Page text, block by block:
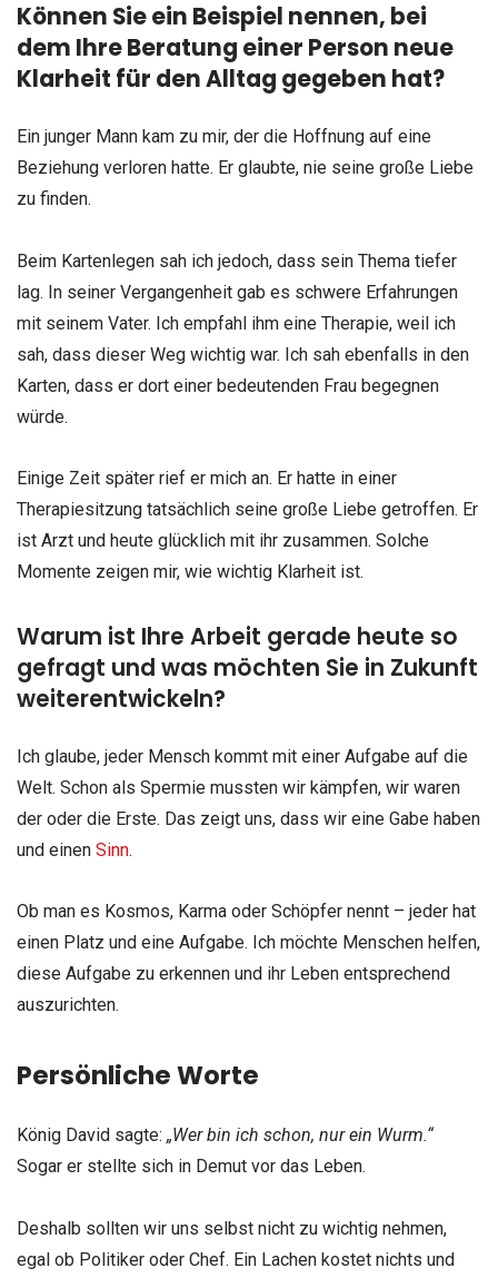
Können Sie ein Beispiel nennen, bei
dem Ihre Beratung einer Person neue
Klarheit für den Alltag gegeben hat?
Ein junger Mann kam zu mir, der die Hoffnung auf eine
Beziehung verloren hatte. Er glaubte, nie seine große Liebe
zu finden.
Beim Kartenlegen sah ich jedoch, dass sein Thema tiefer
lag. In seiner Vergangenheit gab es schwere Erfahrungen
mit seinem Vater. Ich empfahl ihm eine Therapie, weil ich
sah, dass dieser Weg wichtig war. Ich sah ebenfalls in den
Karten, dass er dort einer bedeutenden Frau begegnen
würde.
Einige Zeit später rief er mich an. Er hatte in einer
Therapiesitzung tatsächlich seine große Liebe getroffen. Er
ist Arzt und heute glücklich mit ihr zusammen. Solche
Momente zeigen mir, wie wichtig Klarheit ist.
Warum ist Ihre Arbeit gerade heute so
gefragt und was möchten Sie in Zukunft
weiterentwickeln?
Ich glaube, jeder Mensch kommt mit einer Aufgabe auf die
Welt. Schon als Spermie mussten wir kämpfen, wir waren
der oder die Erste. Das zeigt uns, dass wir eine Gabe haben
und einen Sinn.
Ob man es Kosmos, Karma oder Schöpfer nennt – jeder hat
einen Platz und eine Aufgabe. Ich möchte Menschen helfen,
diese Aufgabe zu erkennen und ihr Leben entsprechend
auszurichten.
Persönliche Worte
König David sagte: „Wer bin ich schon, nur ein Wurm.“
Sogar er stellte sich in Demut vor das Leben.
Deshalb sollten wir uns selbst nicht zu wichtig nehmen,
egal ob Politiker oder Chef. Ein Lachen kostet nichts und